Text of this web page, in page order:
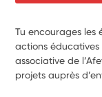
Tu encourages les
actions
associative de
projets auprès